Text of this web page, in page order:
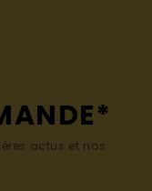
actus et nos